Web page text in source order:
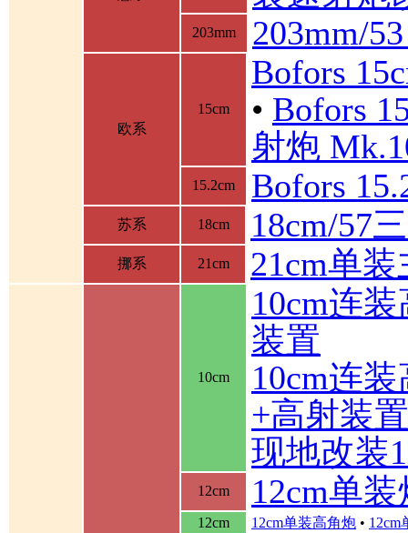
203mm 203mm/
欧系
15cm
Bofors
• Bofors
射炮
15.2cm Bofors
苏系 18cm 18cm/57
挪系 21cm 21cm单装
10cm
10cm连
装置
10cm连
+高射装
现地改装
12cm 12cm单装
12cm 12cm单装高角炮 • 12cm